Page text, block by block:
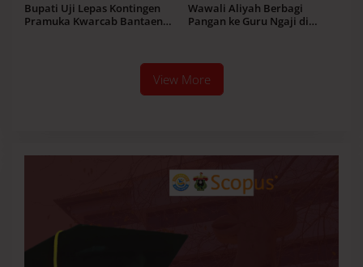
Bupati Uji Lepas Kontingen
Pramuka Kwarcab Bantaeng
Wawali Aliyah Berbagi
Pangan ke Guru Ngaji di
View More